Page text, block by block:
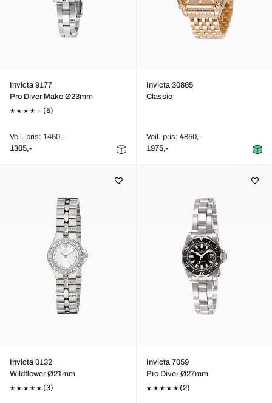
Invicta 9177
Pro Diver Mako Ø23mm
(5)
Veil. pris: 1450,-
1305,-
Invicta 30865
Classic
Veil. pris: 4850,-
1975,-
Invicta 0132
Wildflower Ø21mm
(3)
Invicta 7059
Pro Diver Ø27mm
(2)